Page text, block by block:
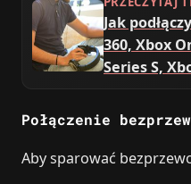
Jak
360, Xbox
Series S,
Połączenie
Aby sparować